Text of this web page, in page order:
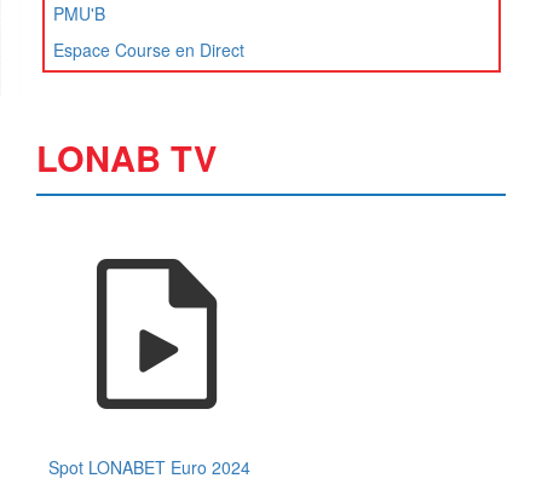
PMU'B
Espace Course en Direct
LONAB TV
Spot LONABET Euro 2024